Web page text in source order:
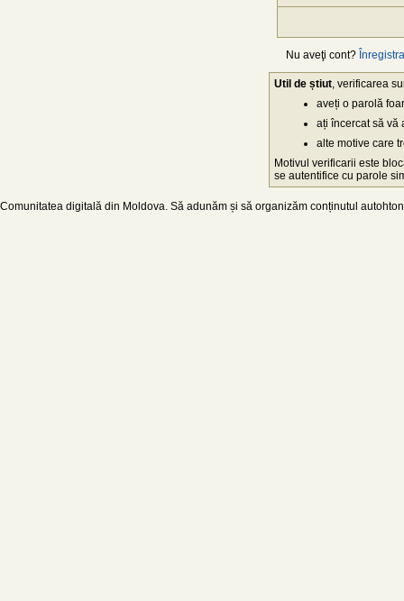
Nu aveţi cont?
Util de știut , verificarea
aveți o parolă
ați încercat să vă
alte motive care
Motivul verificarii este
se autentifice cu parole
Comunitatea digitală din Moldova. Să adunăm și să organizăm conținutul